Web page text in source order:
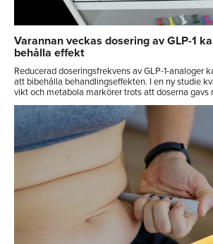
Varannan veckas dosering av GLP-1
behålla effekt
Reducerad doseringsfrekvens av GLP-1-analoger
att bibehålla behandlingseffekten. I en ny studie
vikt och metabola markörer trots att doserna gavs